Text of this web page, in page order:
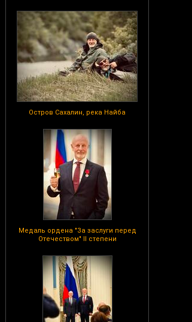
Остров Сахалин, река Найба
Медаль ордена "За заслуги перед
Отечеством" II степени